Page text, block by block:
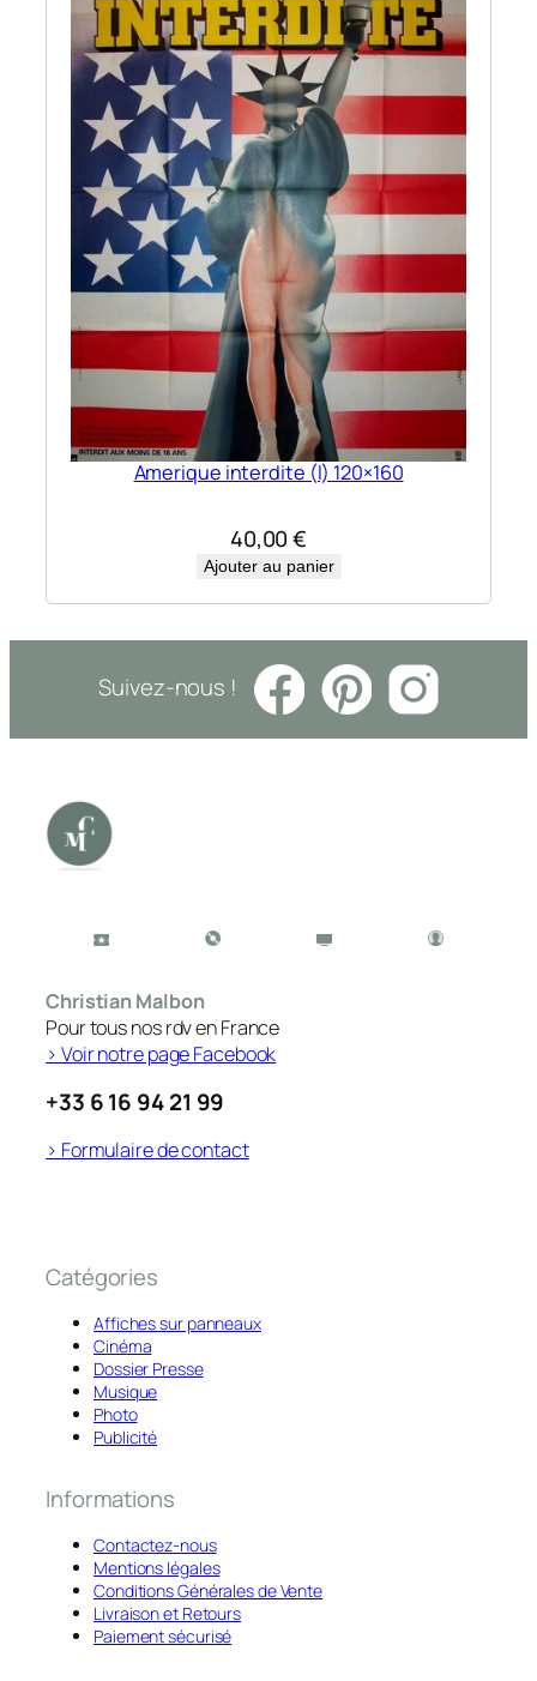
Amerique interdite (l) 120×160
40,00€
Ajouter au panier
Suivez-nous !
Christian Malbon
Pour tous nos rdv en France
> Voir notre page Facebook
+33 6 16 94 21 99
> Formulaire de contact
Catégories
Affiches sur panneaux
Cinéma
Dossier Presse
Musique
Photo
Publicité
Informations
Contactez-nous
Mentions légales
Conditions Générales de Vente
Livraison et Retours
Paiement sécurisé